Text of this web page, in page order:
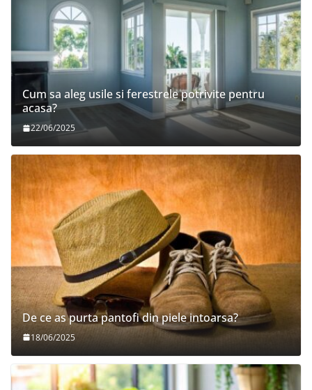
Cum sa aleg usile si ferestrele potrivite pentru
acasa?
22/06/2025
De ce as purta pantofi din piele intoarsa?
18/06/2025